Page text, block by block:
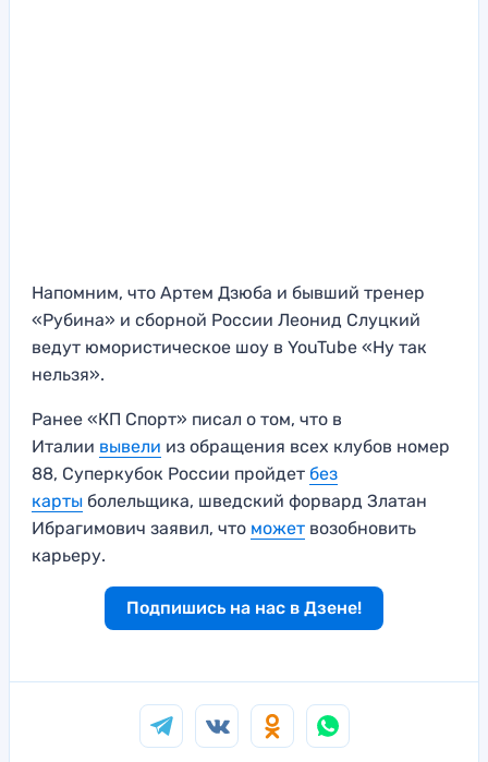
Напомним, что Артем Дзюба и бывший тренер
«Рубина» и сборной России Леонид Слуцкий
ведут юмористическое шоу в YouTube «Ну так
нельзя».
Ранее «КП Спорт» писал о том, что в
Италии вывели из обращения всех клубов номер
88, Суперкубок России пройдет без
карты болельщика, шведский форвард Златан
Ибрагимович заявил, что может возобновить
карьеру.
Подпишись на нас в Дзене!